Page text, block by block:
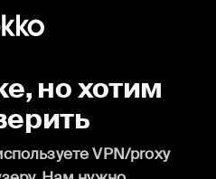
но хотим
VPN/proxy